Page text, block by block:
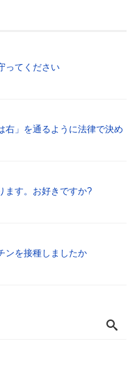
ってください
右」を通るように法律で決め
ます。お好きですか?
ンを接種しましたか